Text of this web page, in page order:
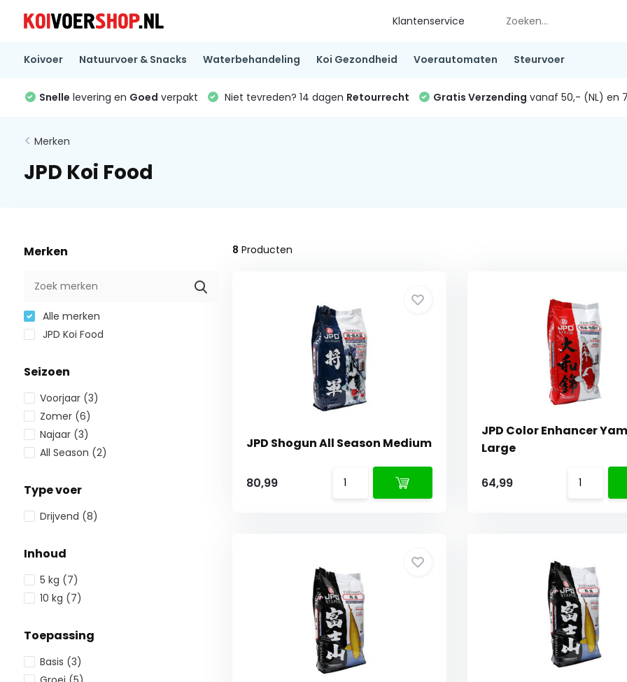
Klantenservice
Koivoer Natuurvoer & Snacks Waterbehandeling Koi Gezondheid Voerautomaten Steurvoer
Snelle levering en Goed verpakt Niet tevreden? 14 dagen Retourrecht Gratis Verzending vanaf 50,- (NL) en
Merken
JPD Koi Food
Merken
Alle merken
JPD Koi Food
Seizoen
Voorjaar (3)
Zomer (6)
Najaar (3)
All Season (2)
Type voer
Drijvend (8)
Inhoud
5 kg (7)
10 kg (7)
Toepassing
Basis (3)
8 Producten
JPD Shogun All Season Medium
80,99
JPD Color Enhancer
Large
64,99